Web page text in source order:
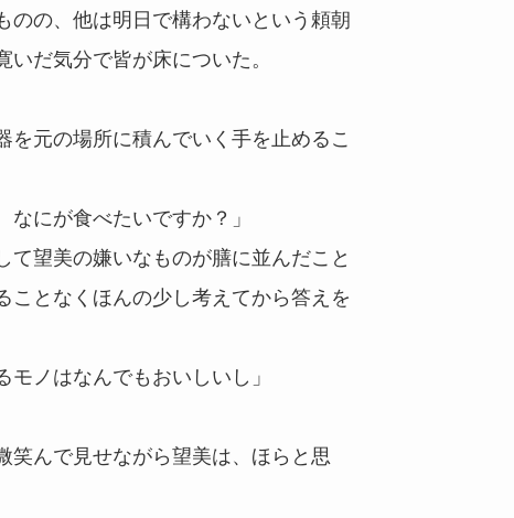
の、他は明日で構わないという頼朝
だ気分で皆が床についた。
元の場所に積んでいく手を止めるこ
にが食べたいですか？」
望美の嫌いなものが膳に並んだこと
となくほんの少し考えてから答えを
ノはなんでもおいしいし」
んで見せながら望美は、ほらと思